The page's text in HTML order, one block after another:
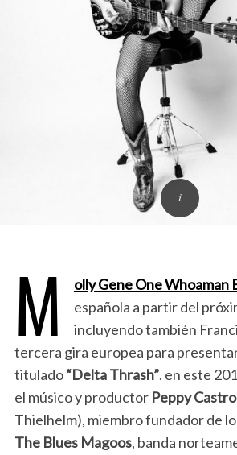
M olly Gene One Whoaman
española a partir del
incluyendo también
tercera gira europea para
titulado“Delta Thrash”. en este
el músico y productor Peppy Castro
Thielhelm), miembro fundador de
The Blues Magoos, banda